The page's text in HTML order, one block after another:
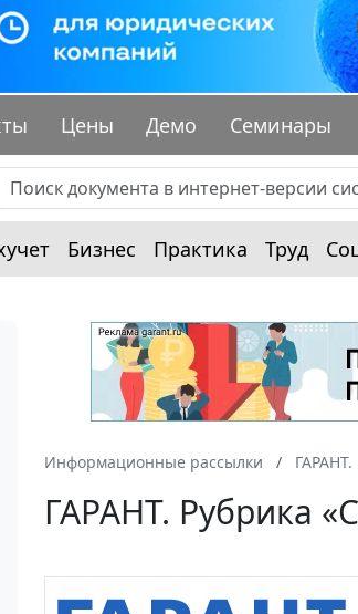
Цены Демо Семинары
Бизнес Практика Труд
Информационные рассылки ГАРАНТ.
ГАРАНТ. Рубрика